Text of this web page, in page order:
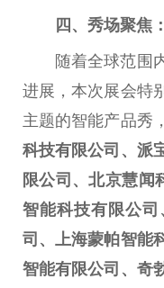
四、秀场聚焦
随着全球范围
进展，本次展会特
主题的智能产品秀，
科技有限公司、派
限公司、北京慧闻
智能科技有限公
司、上海蒙帕智能
智能有限公司、奇